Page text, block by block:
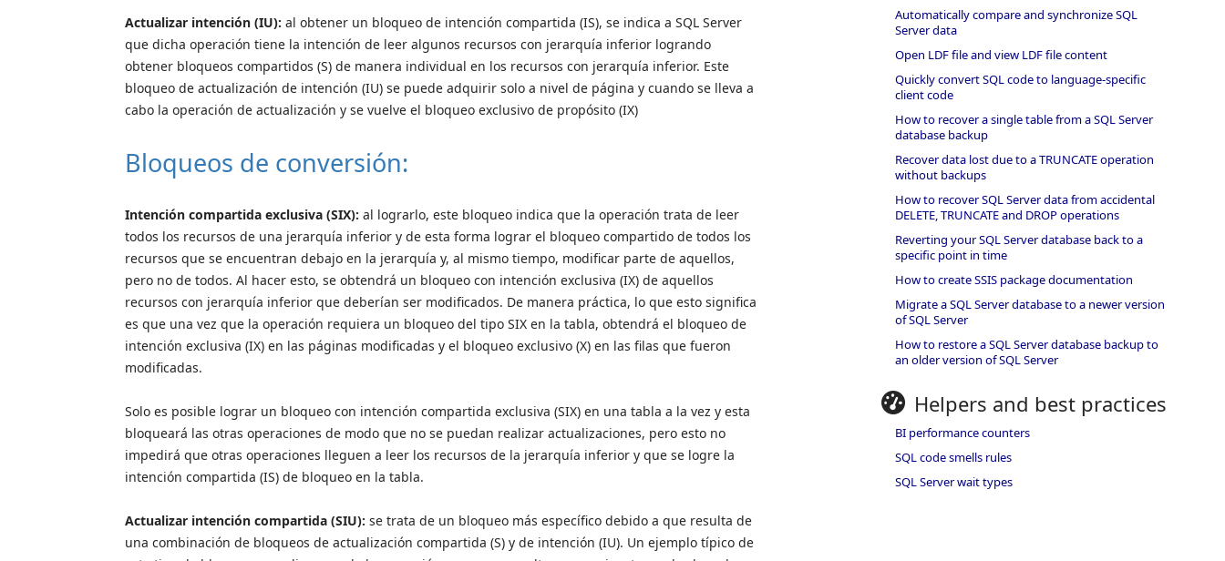
Actualizar intención (IU): al obtener un bloqueo de intención compartida (IS), se indica a SQL Server
que dicha operación tiene la intención de leer algunos recursos con jerarquía inferior logrando
obtener bloqueos compartidos (S) de manera individual en los recursos con jerarquía inferior. Este
bloqueo de actualización de intención (IU) se puede adquirir solo a nivel de página y cuando se lleva a
cabo la operación de actualización y se vuelve el bloqueo exclusivo de propósito (IX)
Bloqueos de conversión:
Intención compartida exclusiva (SIX): al lograrlo, este bloqueo indica que la operación trata de leer
todos los recursos de una jerarquía inferior y de esta forma lograr el bloqueo compartido de todos los
recursos que se encuentran debajo en la jerarquía y, al mismo tiempo, modificar parte de aquellos,
pero no de todos. Al hacer esto, se obtendrá un bloqueo con intención exclusiva (IX) de aquellos
recursos con jerarquía inferior que deberían ser modificados. De manera práctica, lo que esto significa
es que una vez que la operación requiera un bloqueo del tipo SIX en la tabla, obtendrá el bloqueo de
intención exclusiva (IX) en las páginas modificadas y el bloqueo exclusivo (X) en las filas que fueron
modificadas.
Solo es posible lograr un bloqueo con intención compartida exclusiva (SIX) en una tabla a la vez y esta
bloqueará las otras operaciones de modo que no se puedan realizar actualizaciones, pero esto no
impedirá que otras operaciones lleguen a leer los recursos de la jerarquía inferior y que se logre la
intención compartida (IS) de bloqueo en la tabla.
Actualizar intención compartida (SIU): se trata de un bloqueo más específico debido a que resulta de
una combinación de bloqueos de actualización compartida (S) y de intención (IU). Un ejemplo típico de
Automatically compare and synchronize SQL
Server data
Open LDF file and view LDF file content
Quickly convert SQL code to language-specific
client code
How to recover a single table from a SQL Server
database backup
Recover data lost due to a TRUNCATE operation
without backups
How to recover SQL Server data from accidental
DELETE, TRUNCATE and DROP operations
Reverting your SQL Server database back to a
specific point in time
How to create SSIS package documentation
Migrate a SQL Server database to a newer version
of SQL Server
How to restore a SQL Server database backup to
an older version of SQL Server
Helpers and best practices
BI performance counters
SQL code smells rules
SQL Server wait types